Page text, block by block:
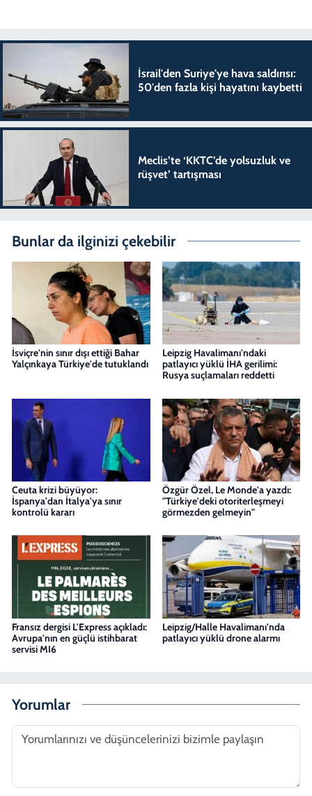
İsrail'den Suriye'ye hava saldırısı:
50'den fazla kişi hayatını kaybetti
Meclis’te ‘KKTC’de yolsuzluk ve
rüşvet’ tartışması
Bunlar da ilginizi çekebilir
İsviçre'nin sınır dışı ettiği Bahar
Yalçınkaya Türkiye'de tutuklandı
Leipzig Havalimanı'ndaki
patlayıcı yüklü İHA gerilimi:
Rusya suçlamaları reddetti
Ceuta krizi büyüyor:
İspanya'dan İtalya'ya sınır
kontrolü kararı
Özgür Özel, Le Monde'a yazdı:
"Türkiye'deki otoriterleşmeyi
görmezden gelmeyin"
Fransız dergisi L'Express açıkladı:
Avrupa'nın en güçlü istihbarat
servisi MI6
Leipzig/Halle Havalimanı'nda
patlayıcı yüklü drone alarmı
Yorumlar